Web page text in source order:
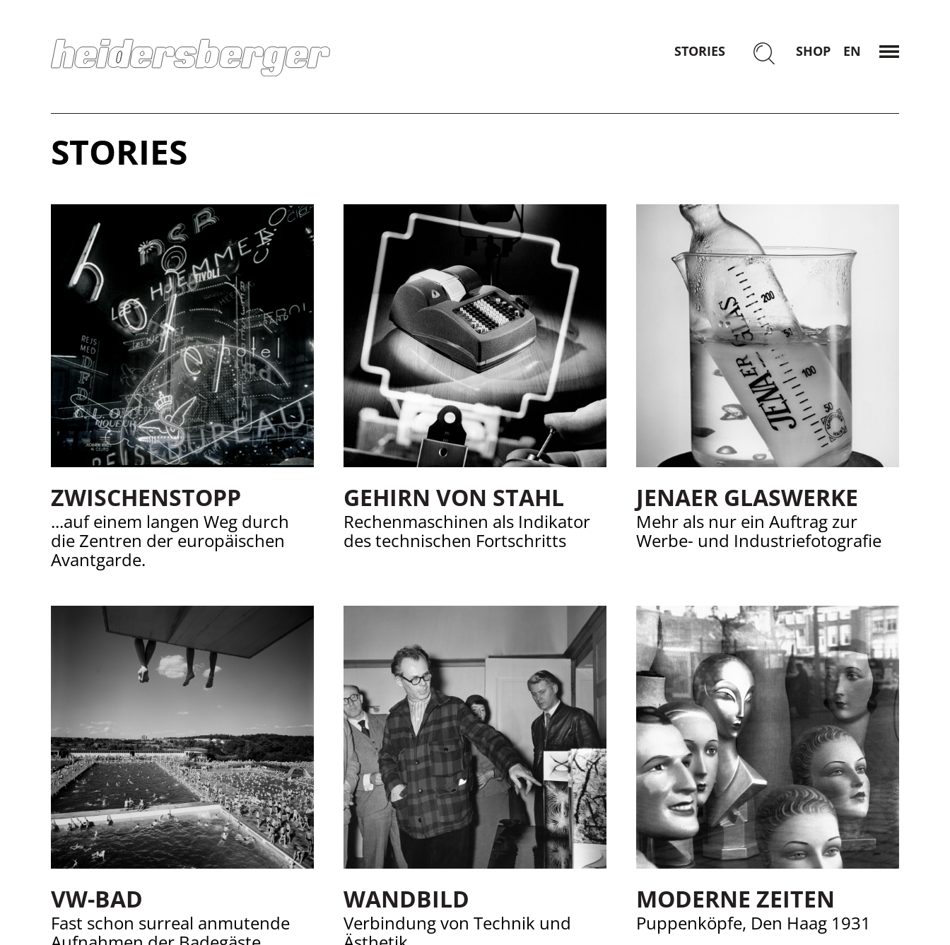
STORIES SHOP ENGLISCH
MENÜ
STORIES
ZWISCHENSTOPP
...auf einem langen Weg durch
die Zentren der europäischen
Avantgarde.
GEHIRN VON STAHL
Rechenmaschinen als Indikator
des technischen Fortschritts
JENAER GLASWERKE
Mehr als nur ein Auftrag zur
Werbe- und Industriefotografie
VW-BAD
Fast schon surreal anmutende
WANDBILD
Verbindung von Technik und
MODERNE ZEITEN
Puppenköpfe, Den Haag 1931